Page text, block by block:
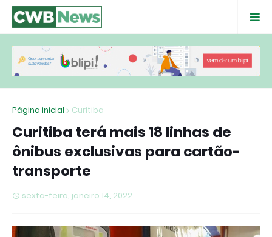
Página inicial Curitiba
Curitiba terá mais 18 linhas de
ônibus exclusivas para cartão-
transporte
sexta-feira, janeiro 14, 2022